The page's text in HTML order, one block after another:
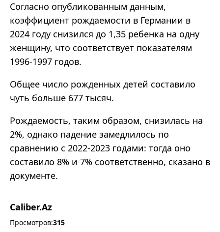
Согласно опубликованным данным,
коэффициент рождаемости в Германии в
2024 году снизился до 1,35 ребенка на одну
женщину, что соответствует показателям
1996-1997 годов.
Общее число рожденных детей составило
чуть больше 677 тысяч.
Рождаемость, таким образом, снизилась на
2%, однако падение замедлилось по
сравнению с 2022-2023 годами: тогда оно
составило 8% и 7% соответственно, сказано в
документе.
Caliber.Az
Просмотров:315